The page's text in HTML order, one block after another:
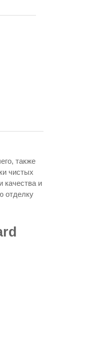
также
чистых
качества и
отделку